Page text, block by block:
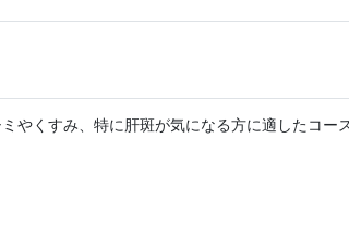
やくすみ、特に肝斑が気になる方に適したコー